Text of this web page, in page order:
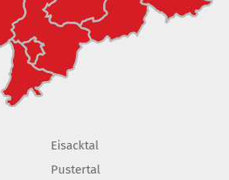
Eisacktal
Pustertal